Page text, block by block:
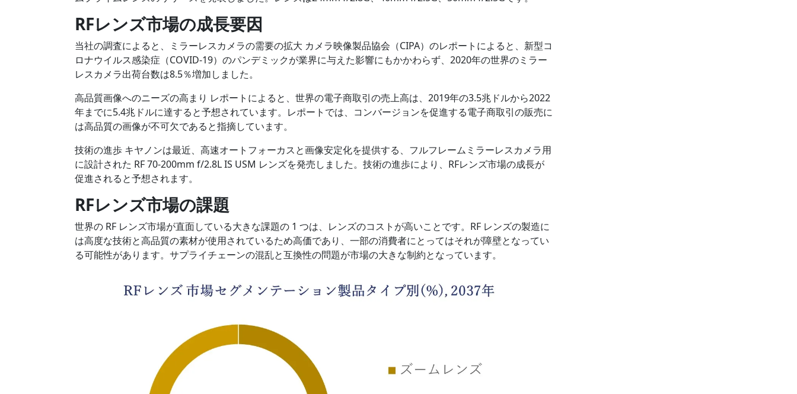
RFレンズ市場の成長要因
当社の調査によると、ミラーレスカメラの需要の拡大 カメラ映像製品協会（CIPA）のレポートによると、新型コ
ロナウイルス感染症（COVID-19）のパンデミックが業界に与えた影響にもかかわらず、2020年の世界のミラー
レスカメラ出荷台数は8.5％増加しました。
高品質画像へのニーズの高まり レポートによると、世界の電子商取引の売上高は、2019年の3.5兆ドルから2022
年までに5.4兆ドルに達すると予想されています。レポートでは、コンバージョンを促進する電子商取引の販売に
は高品質の画像が不可欠であると指摘しています。
技術の進歩 キヤノンは最近、高速オートフォーカスと画像安定化を提供する、フルフレームミラーレスカメラ用
に設計された RF 70-200mm f/2.8L IS USM レンズを発売しました。技術の進歩により、RFレンズ市場の成長が
促進されると予想されます。
RFレンズ市場の課題
世界の RF レンズ市場が直面している大きな課題の 1 つは、レンズのコストが高いことです。RF レンズの製造に
は高度な技術と高品質の素材が使用されているため高価であり、一部の消費者にとってはそれが障壁となってい
る可能性があります。サプライチェーンの混乱と互換性の問題が市場の大きな制約となっています。